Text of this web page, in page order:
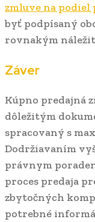
zmluve na podiel
byť podpísaný
rovnakým
Záver
Kúpno predajná
dôležitým
spracovaný s
Dodržiavaním
právnym
proces predaja
zbytočných
potrebné